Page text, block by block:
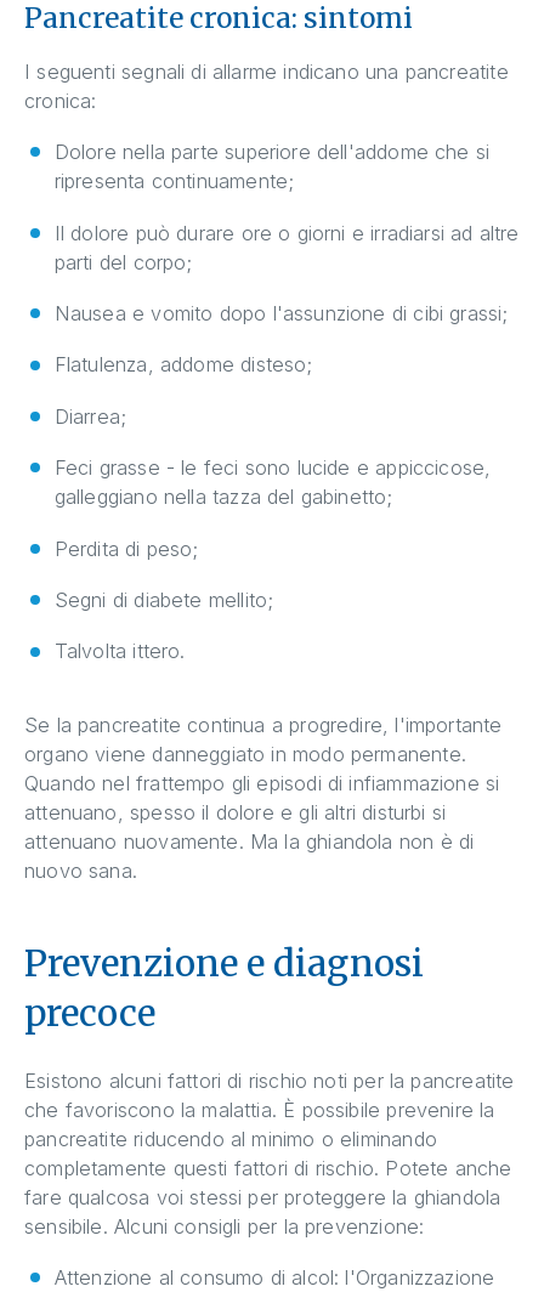
Pancreatite cronica: sintomi
I seguenti segnali di allarme indicano una pancreatite
cronica:
Dolore nella parte superiore dell'addome che si
ripresenta continuamente;
Il dolore può durare ore o giorni e irradiarsi ad altre
parti del corpo;
Nausea e vomito dopo l'assunzione di cibi grassi;
Flatulenza, addome disteso;
Diarrea;
Feci grasse - le feci sono lucide e appiccicose,
galleggiano nella tazza del gabinetto;
Perdita di peso;
Segni di diabete mellito;
Talvolta ittero.
Se la pancreatite continua a progredire, l'importante
organo viene danneggiato in modo permanente.
Quando nel frattempo gli episodi di infiammazione si
attenuano, spesso il dolore e gli altri disturbi si
attenuano nuovamente. Ma la ghiandola non è di
nuovo sana.
Prevenzione e diagnosi
precoce
Esistono alcuni fattori di rischio noti per la pancreatite
che favoriscono la malattia. È possibile prevenire la
pancreatite riducendo al minimo o eliminando
completamente questi fattori di rischio. Potete anche
fare qualcosa voi stessi per proteggere la ghiandola
sensibile. Alcuni consigli per la prevenzione:
Attenzione al consumo di alcol: l'Organizzazione